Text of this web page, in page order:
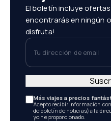
El boletín incluye
encontrarás en ningún
disfruta!
Tu dirección de email
Más viajes a precios
Acepto recibir información
de boletín de noticias) a la
yo he proporcionado.